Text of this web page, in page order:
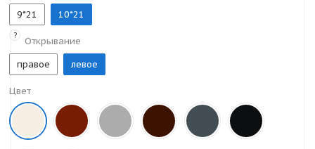
9*21
10*21
?
Открывание
правое
левое
Цвет